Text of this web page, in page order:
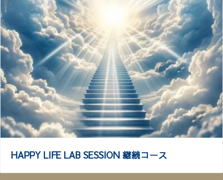
HAPPY LIFE LAB SESSION 継続コース